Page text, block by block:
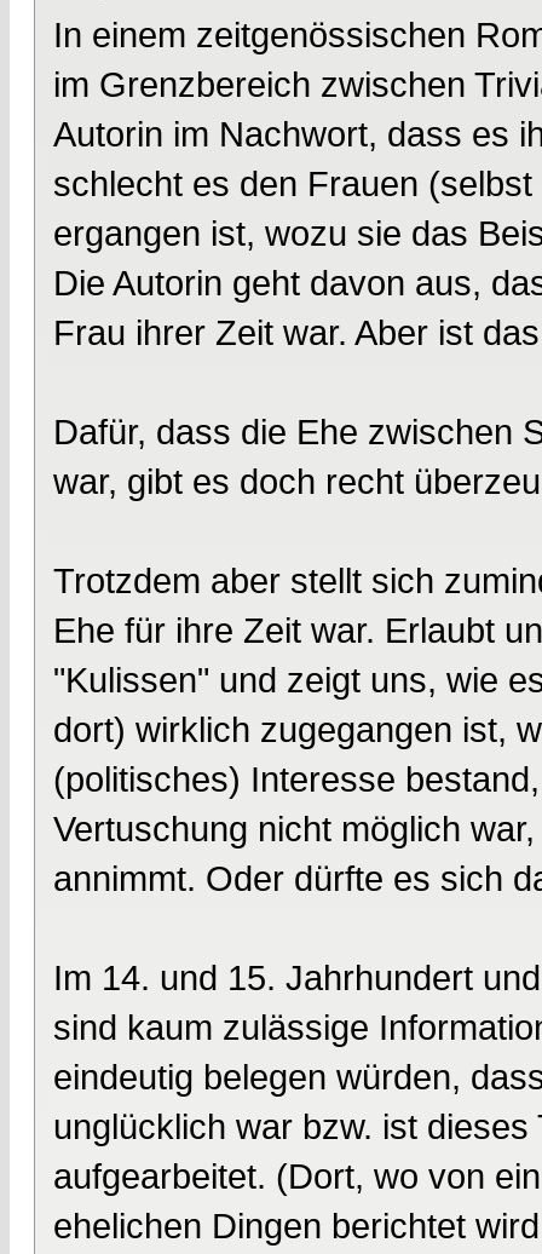
In einem zeitgenössischen
im Grenzbereich zwischen
Autorin im Nachwort, dass es
schlecht es den Frauen
ergangen ist, wozu sie das
Die Autorin geht davon aus,
Frau ihrer Zeit war. Aber ist
Dafür, dass die Ehe zwischen
war, gibt es doch recht
Trotzdem aber stellt sich
Ehe für ihre Zeit war. Erlaubt
"Kulissen" und zeigt uns, wie
dort) wirklich zugegangen ist,
(politisches) Interesse
Vertuschung nicht möglich
annimmt. Oder dürfte es sich
Im 14. und 15. Jahrhundert
sind kaum zulässige
eindeutig belegen würden,
unglücklich war bzw. ist
aufgearbeitet. (Dort, wo von
ehelichen Dingen berichtet